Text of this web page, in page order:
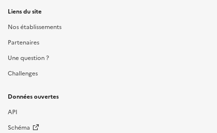
Liens du site
Nos établissements
Partenaires
Une question ?
Challenges
Données ouvertes
API
Schéma